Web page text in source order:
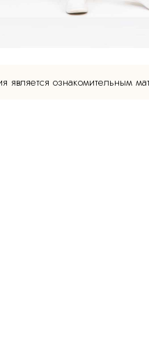
является ознакомительным